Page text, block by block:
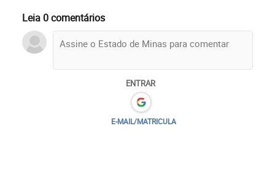
Leia 0 comentários
ENTRAR
E-MAIL/MATRICULA